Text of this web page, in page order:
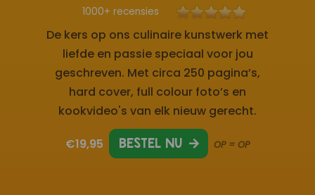
1000+ recensies
De kers op ons culinaire kunstwerk met
liefde en passie speciaal voor jou
geschreven. Met circa 250 pagina’s,
hard cover, full colour foto’s en
kookvideo's van elk nieuw gerecht.
€19,95 BESTEL NU OP = OP